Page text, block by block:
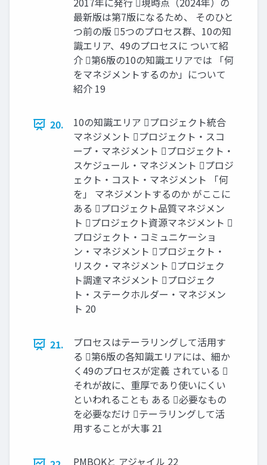
最新版は第7版になるため、 そのひと
つ前の版 5つのプロセス群、10の知
識エリア、49のプロセスに ついて紹
介 第6版の10の知識エリアでは 「何
をマネジメントするのか」について
紹介 19
20.
10の知識エリア プロジェクト統合
マネジメント プロジェクト・スコ
ープ・マネジメント プロジェクト・
スケジュール・マネジメント プロジ
ェクト・コスト・マネジメント 「何
を」 マネジメントするのか がここに
ある プロジェクト品質マネジメン
ト プロジェクト資源マネジメント 
プロジェクト・コミュニケーショ
ン・マネジメント プロジェクト・
リスク・マネジメント プロジェク
ト調達マネジメント プロジェク
ト・ステークホルダー・マネジメン
ト 20
21.
プロセスはテーラリングして活用す
る 第6版の各知識エリアには、細か
く49のプロセスが定義 されている 
それが故に、重厚であり使いにくい
といわれることも ある 必要なもの
を必要なだけ テーラリングして活
用することが大事 21
PMBOKと アジャイル 22